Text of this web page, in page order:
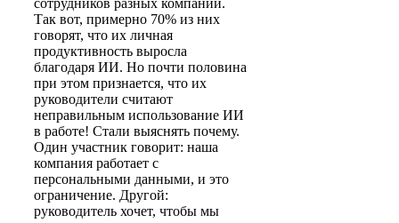
сотрудников разных компаний.
Так вот, примерно 70% из них
говорят, что их личная
продуктивность выросла
благодаря ИИ. Но почти половина
при этом признается, что их
руководители считают
неправильным использование ИИ
в работе! Стали выяснять почему.
Один участник говорит: наша
компания работает с
персональными данными, и это
ограничение. Другой:
руководитель хочет, чтобы мы